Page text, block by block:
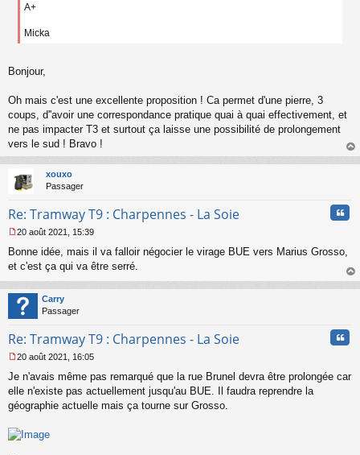
A+
Micka
Bonjour,
Oh mais c'est une excellente proposition ! Ca permet d'une pierre, 3
coups, d''avoir une correspondance pratique quai à quai effectivement, et
ne pas impacter T3 et surtout ça laisse une possibilité de prolongement
vers le sud ! Bravo !
au
xouxo
Passager
Re: Tramway T9 : Charpennes - La Soie
e
s
a
g
e
o
l
u
20 août 2021, 15:39
Bonne idée, mais il va falloir négocier le virage BUE vers Marius Grosso,
et c'est ça qui va être serré.
au
Carry
Passager
Re: Tramway T9 : Charpennes - La Soie
e
s
s
g
e
20 août 2021, 16:05
Je n'avais même pas remarqué que la rue Brunel devra être prolongée car
elle n'existe pas actuellement jusqu'au BUE. Il faudra reprendre la
géographie actuelle mais ça tourne sur Grosso.